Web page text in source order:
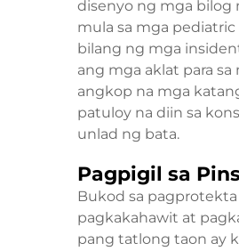
disenyo ng mga bilog
mula sa mga
bilang ng mga
ang mga aklat para
angkop na mga
patuloy na diin sa
unlad ng bata.
Pagpigil sa
Bukod sa pagprotekta
pagkakahawit at
pang tatlong taon ay